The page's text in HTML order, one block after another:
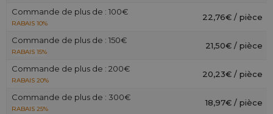
Commande de plus de : 100€
RABAIS 10%
22,76€ / pièce
Commande de plus de : 150€
RABAIS 15%
21,50€ / pièce
Commande de plus de : 200€
RABAIS 20%
20,23€ / pièce
Commande de plus de : 300€
RABAIS 25%
18,97€ / pièce